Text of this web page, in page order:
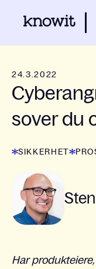
24.3.2022
sover du
SIKKERHET
Har